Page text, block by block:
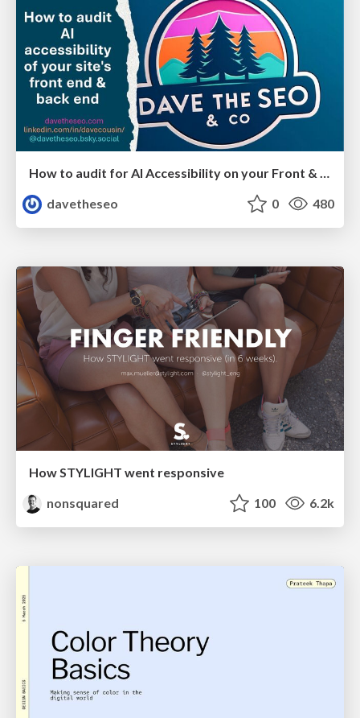
How to audit for AI Accessibility on your Front & Back End
davetheseo
0 480
How STYLIGHT went responsive
nonsquared
100 6.2k